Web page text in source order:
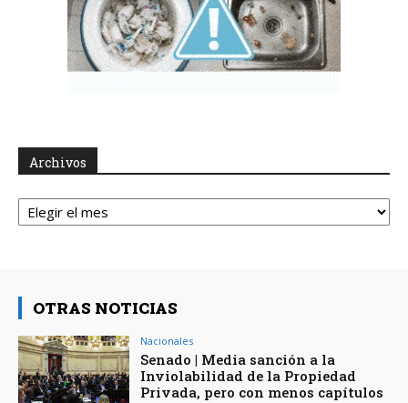
Archivos
Archivos
OTRAS NOTICIAS
Nacionales
Senado | Media sanción a la
Inviolabilidad de la Propiedad
Privada, pero con menos capítulos